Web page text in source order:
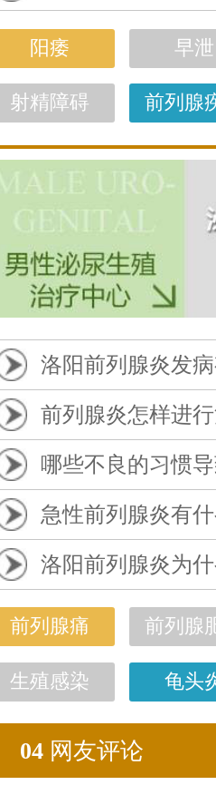
阳痿 早泄
射精障碍 前列腺
洛阳前列腺炎发
前列腺炎怎样进
哪些不良的习惯
急性前列腺炎有
洛阳前列腺炎为
前列腺痛 前列腺
生殖感染 龟头
04 网友评论